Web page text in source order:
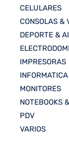
CELULARES
CONSOLAS &
DEPORTE &
IMPRESORAS
INFORMATICA
MONITORES
NOTEBOOKS
PDV
VARIOS